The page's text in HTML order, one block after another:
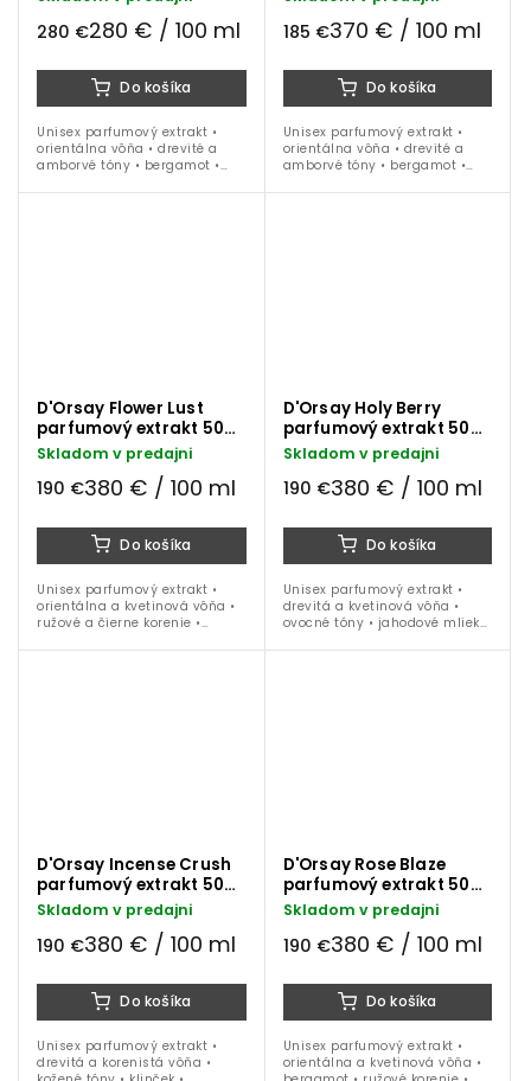
280 €280 € / 100 ml
Do košíka
Unisex parfumový extrakt •
orientálna vôňa • drevité a
amborvé tóny • bergamot •
vanilka • šafrán • labdanum •
185 €370 € / 100 ml
Do košíka
Unisex parfumový extrakt •
orientálna vôňa • drevité a
amborvé tóny • bergamot •
vanilka • šafrán • labdanum •
D'Orsay Flower Lust
parfumový extrakt 50
ml
Skladom v predajni
190 €380 € / 100 ml
Do košíka
Unisex parfumový extrakt •
orientálna a kvetinová vôňa •
ružové a čierne korenie •
ylang • benzoín • fazuľa tonka
D'Orsay Holy Berry
parfumový extrakt 50
ml
Skladom v predajni
190 €380 € / 100 ml
Do košíka
Unisex parfumový extrakt •
drevitá a kvetinová vôňa •
ovocné tóny • jahodové mlieko
• vanilka • biely oud • ideálne
D'Orsay Incense Crush
parfumový extrakt 50
ml
Skladom v predajni
190 €380 € / 100 ml
Do košíka
Unisex parfumový extrakt •
drevitá a korenistá vôňa •
D'Orsay Rose Blaze
parfumový extrakt 50
ml
Skladom v predajni
190 €380 € / 100 ml
Do košíka
Unisex parfumový extrakt •
orientálna a kvetinová vôňa •